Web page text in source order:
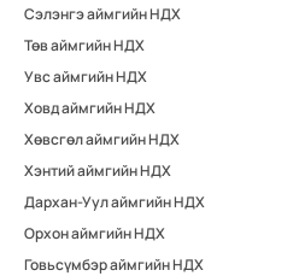
Сэлэнгэ аймгийн НДХ
Төв аймгийн НДХ
Увс аймгийн НДХ
Ховд аймгийн НДХ
Хөвсгөл аймгийн НДХ
Хэнтий аймгийн НДХ
Дархан-Уул аймгийн НДХ
Орхон аймгийн НДХ
Говьсүмбэр аймгийн НДХ